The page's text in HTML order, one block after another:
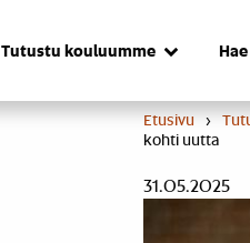
Tutustu kouluumme
Etusivu ›
kohti uutta
31.05.2025